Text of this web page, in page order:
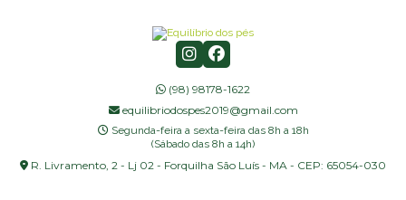
(98) 98178-1622
equilibriodospes2019@gmail.com
Segunda-feira a sexta-feira das 8h a 18h
(Sábado das 8h a 14h)
R. Livramento, 2 - Lj 02 - Forquilha São Luís - MA - CEP: 65054-030